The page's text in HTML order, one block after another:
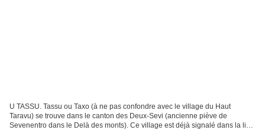
U TASSU. Tassu ou Taxo (à ne pas confondre avec le village du Haut
Taravu) se trouve dans le canton des Deux-Sevi (ancienne piève de
Sevenentro dans le Delà des monts). Ce village est déjà signalé dans la liste